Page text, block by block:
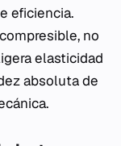
eficiencia.
no
elasticidad
absoluta de